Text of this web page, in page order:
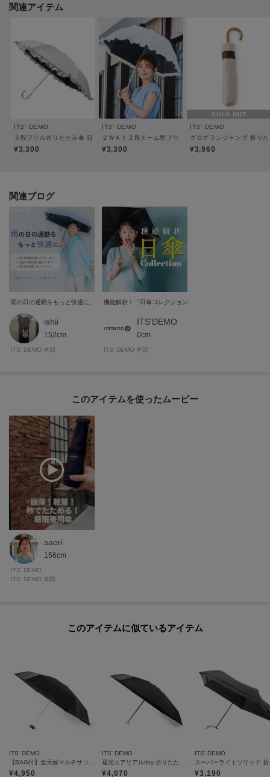
突然の雨はもちろん、強い紫外線からも守る設計。晴れの日にも安心して持
※色ごとに結果が異なります
※照明の関係により、実際よりも色味が違って見える場合があります。ま
た、パソコン・スマートフォンなどの環境により、若干製品と画像のカラー
関連アイテム
ITS' DEMO
３段フリル折りたたみ傘 日傘
¥3,300
ITS' DEMO
２ＷＡＹ２段ドーム型フリル 折りたたみ傘 日傘
¥3,300
SOLD OUT
ITS' DEMO
グログランジャンプ 折り
¥3,960
関連ブログ
雨の日の通勤をもっと快適に。
ishii
152cm
ITS' DEMO 本部
機能解析！『日傘コレクション』
ITS'DEMO
0cm
ITS' DEMO 本部
このアイテムを使ったムービー
saori
156cm
ITS' DEMO
ITS' DEMO 本部
このアイテムに似ているアイテム
ITS' DEMO
¥4,950
ITS' DEMO
¥4,070
ITS' DEMO
¥3,190